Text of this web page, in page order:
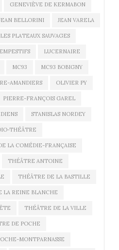
GENEVIÈVE DE KERMABON
BELLORINI JEAN VARELA
LES PLATEAUX SAUVAGES
LUCERNAIRE
MC93 MC93 BOBIGNY
AMANDIERS OLIVIER PY
PIERRE-FRANÇOIS GAREL
STANISLAS NORDEY
THÉÂTRE
LA COMÉDIE-FRANÇAISE
THÉÂTRE ANTOINE
THÉÂTRE DE LA BASTILLE
LA REINE BLANCHE
THÉÂTRE DE LA VILLE
DE POCHE
MONTPARNASSE